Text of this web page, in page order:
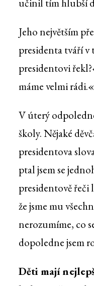
učinil tím hlubší
Jeho největším
presidenta tváří v
presidentovi
máme velmi rádi.«
V úterý
školy. Nějaké
presidentova
ptal jsem se
presidentově
že jsme mu
nerozumíme, co
dopoledne jsem
Děti mají